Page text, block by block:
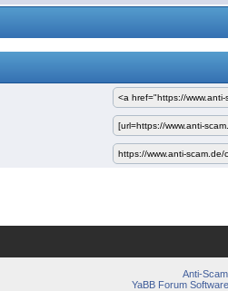
Anti-Scam
YaBB Forum Software